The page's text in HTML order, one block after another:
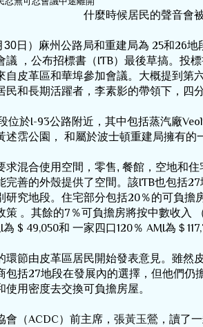
什麼時候居民的聲音會
30日）麻州公路局和重建局為 25和26地
議 ，公布招標書（ITB）最後草搞。投
自 皮革區和華埠參加會議。大概提到第
民和長期活躍者，李素影的帶領下，四
位於I-93公路附近，其中包括蒸汽廠
述霑公園，
和屬於波士頓重建局擁有的
求混合使用空間，零售, 餐館，空地和
完善的外殼提供了空間。該ITB也包括27
研究地段。住宅部分包括20％的可負擔
策 。其餘的7 ％可負擔房將按中數收入
為 $ 49,050和 一家四口120％ AMI為＄
環節由皮革區居民開始發表意見。雖然
包括27地段在發展內的選擇，但他們仍
使用密度去交換可負擔房屋。
會（ACDC）前主席，張黃玉鶯 ，讀了